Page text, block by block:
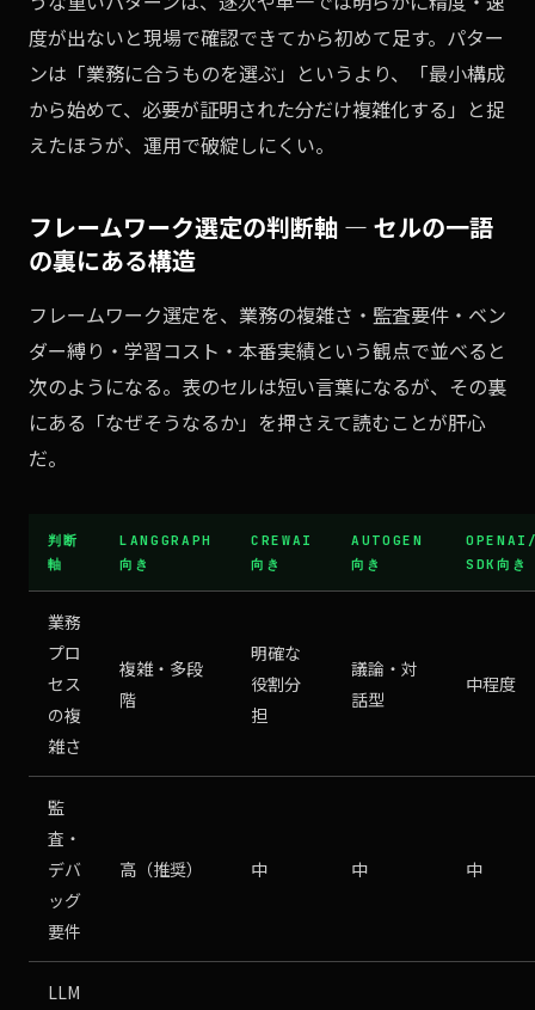
度が出ないと現場で確認できてから初めて足す。パター
ンは「業務に合うものを選ぶ」というより、「最小構成
から始めて、必要が証明された分だけ複雑化する」と捉
えたほうが、運用で破綻しにくい。
フレームワーク選定の判断軸 — セルの一語
の裏にある構造
フレームワーク選定を、業務の複雑さ・監査要件・ベン
ダー縛り・学習コスト・本番実績という観点で並べると
次のようになる。表のセルは短い言葉になるが、その裏
にある「なぜそうなるか」を押さえて読むことが肝心
だ。
判断
軸
LANGGRAPH
向き
CREWAI
向き
AUTOGEN
向き
SDK向き
業務
プロ
セス
の複
雑さ
複雑・多段
階
明確な
役割分
担
議論・対
話型
中程度
監
査・
デバ
ッグ
要件
高（推奨） 中 中 中
LLM